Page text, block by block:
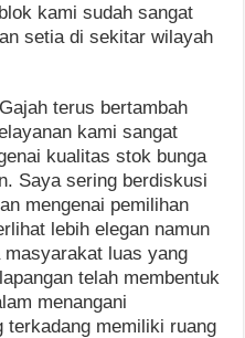
kami sudah sangat
setia di sekitar wilayah
terus bertambah
kami sangat
kualitas stok bunga
Saya sering berdiskusi
mengenai pemilihan
lebih elegan namun
luas yang
telah membentuk
menangani
terkadang memiliki ruang